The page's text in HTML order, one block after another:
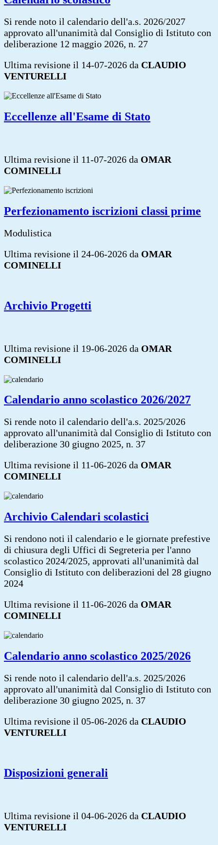
Si rende noto il calendario dell'a.s. 2026/2027
approvato all'unanimità dal Consiglio di Istituto con
deliberazione 12 maggio 2026, n. 27
Ultima revisione il 14-07-2026 da CLAUDIO
VENTURELLI
Eccellenze all'Esame di Stato
Ultima revisione il 11-07-2026 da OMAR
COMINELLI
Perfezionamento iscrizioni classi prime
Modulistica
Ultima revisione il 24-06-2026 da OMAR
COMINELLI
Archivio Progetti
Ultima revisione il 19-06-2026 da OMAR
COMINELLI
Calendario anno scolastico 2026/2027
Si rende noto il calendario dell'a.s. 2025/2026
approvato all'unanimità dal Consiglio di Istituto con
deliberazione 30 giugno 2025, n. 37
Ultima revisione il 11-06-2026 da OMAR
COMINELLI
Archivio Calendari scolastici
Si rendono noti il calendario e le giornate prefestive
di chiusura degli Uffici di Segreteria per l'anno
scolastico 2024/2025, approvati all'unanimità dal
Consiglio di Istituto con deliberazioni del 28 giugno
2024
Ultima revisione il 11-06-2026 da OMAR
COMINELLI
Calendario anno scolastico 2025/2026
Si rende noto il calendario dell'a.s. 2025/2026
approvato all'unanimità dal Consiglio di Istituto con
deliberazione 30 giugno 2025, n. 37
Ultima revisione il 05-06-2026 da CLAUDIO
VENTURELLI
Disposizioni generali
Ultima revisione il 04-06-2026 da CLAUDIO
VENTURELLI